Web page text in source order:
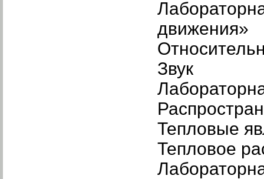
движения»
Звук
Тепловые
Тепловое